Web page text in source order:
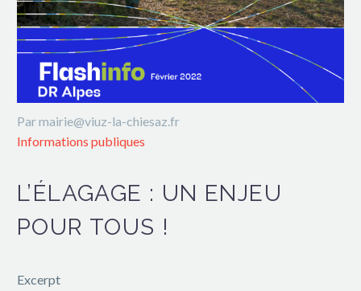
Par mairie@viuz-la-chiesaz.fr
Informations publiques
L’ÉLAGAGE : UN ENJEU
POUR TOUS !
Excerpt